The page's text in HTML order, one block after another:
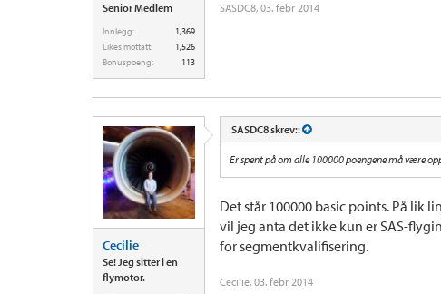
Senior Medlem
Innlegg:
1,369
Likes mottatt:
1,526
Bonuspoeng:
113
SASDC8, 03. febr 2014
Cecilie
Se! Jeg sitter i en
flymotor.
SASDC8 skrev::
Er spent på om alle 100000 poengene må være
Det står 100000 basic points. På lik
vil jeg anta det ikke kun er SAS-
for segmentkvalifisering.
Cecilie, 03. febr 2014